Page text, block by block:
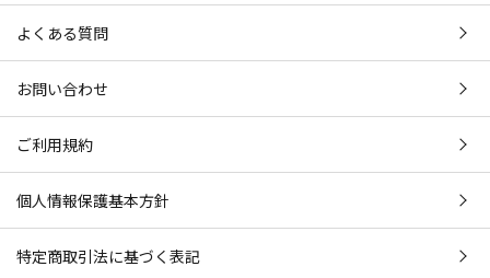
よくある質問
お問い合わせ
ご利用規約
個人情報保護基本方針
特定商取引法に基づく表記